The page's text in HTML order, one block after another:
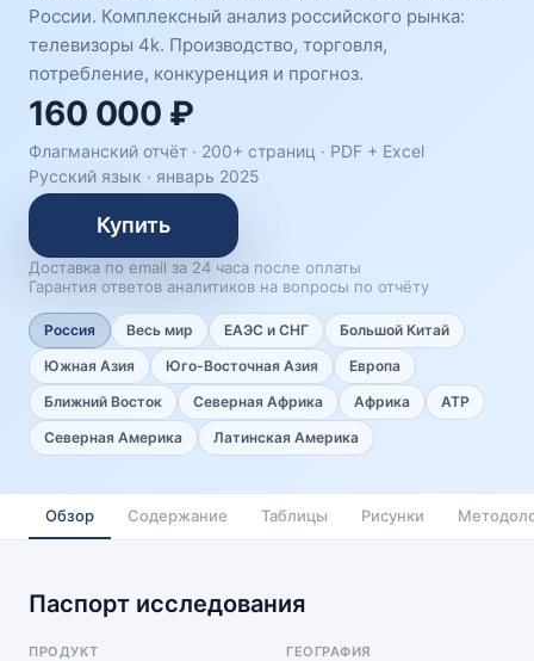
России. Комплексный анализ российского рынка:
телевизоры 4k. Производство, торговля,
потребление, конкуренция и прогноз.
160 000 ₽
Флагманский отчёт · 200+ страниц · PDF + Excel
Русский язык · январь 2025
Купить
Доставка по email за 24 часа после оплаты
Гарантия ответов аналитиков на вопросы по отчёту
Россия Весь мир ЕАЭС и СНГ
Большой Китай
Южная Азия
Юго-Восточная Азия
Европа
Ближний Восток
Северная Африка Африка
АТР
Северная Америка
Латинская Америка
Обзор Содержание Таблицы Рисунки
Паспорт исследования
ПРОДУКТ ГЕОГРАФИЯ